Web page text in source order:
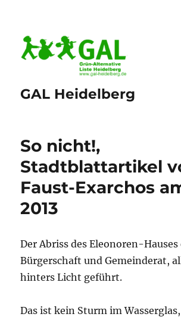
GAL Heidelberg
So nicht!,
Stadtblattartikel
Faust-Exarchos
2013
Der Abriss des Eleonoren-
Bürgerschaft und Gemeinderat,
hinters Licht geführt.
Das ist kein Sturm im